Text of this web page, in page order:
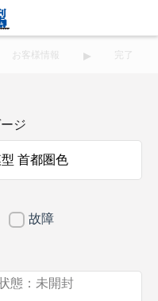
お客様情報 完了
ジ
故障